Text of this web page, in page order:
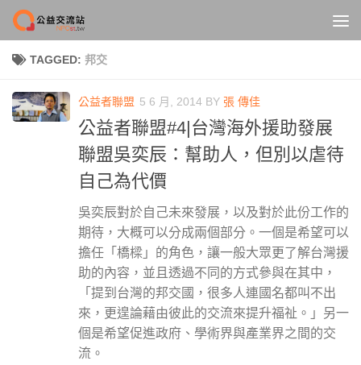
Skip to content
TAGGED: 邦交
公益者聯盟 5 6 月, 2014 BY 張 傳佳
公益者聯盟#4|台灣海外援助發展
聯盟吳奕辰：幫助人，但別以虐待
自己為代價
吳奕辰對於自己未來發展，以及對於此份工作的
期待，大概可以分成兩個部分。一個是希望可以
擔任「橋樑」的角色，讓一般大眾更了解台灣援
助的內容，並且透過不同的方式參與在其中，
「提到台灣的邦交國，很多人連國名都叫不出
來，更遑論藉由彼此的交流來提升福祉。」另一
個是希望促進政府、學術界與產業界之間的交
流。